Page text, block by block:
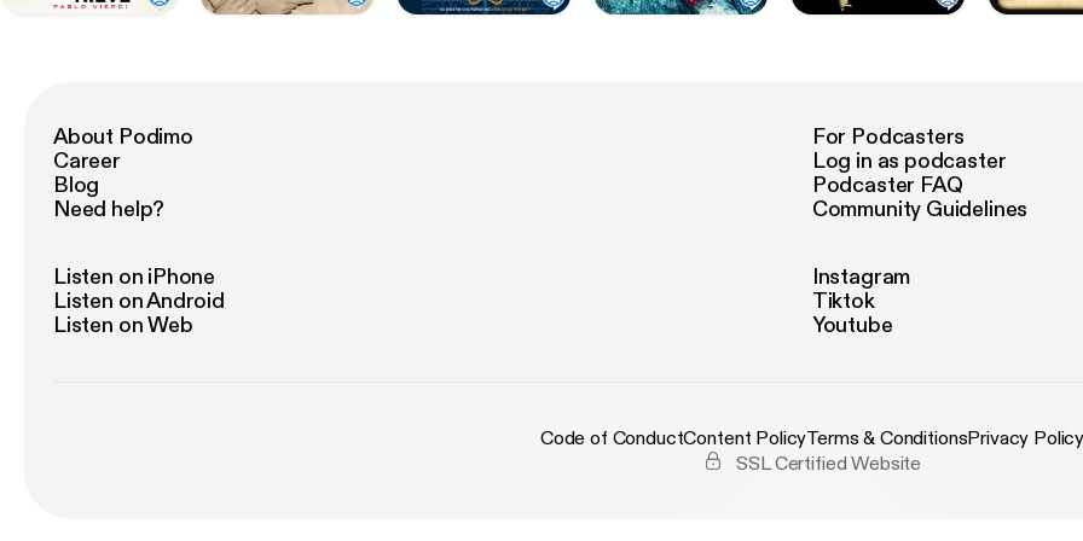
About Podimo
Career
Blog
Need help?
For Podcasters
Log in as podcaster
Podcaster FAQ
Community Guidelines
Listen on iPhone
Listen on Android
Listen on Web
Instagram
Tiktok
Youtube
Code of ConductContent PolicyTerms & ConditionsPrivacy
SSL Certified Website